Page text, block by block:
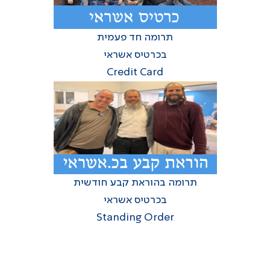
תרומה חד פעמית
בכרטיס אשראי
Credit Card
תרומה בהוראת קבע חודשית
בכרטיס אשראי
Standing Order